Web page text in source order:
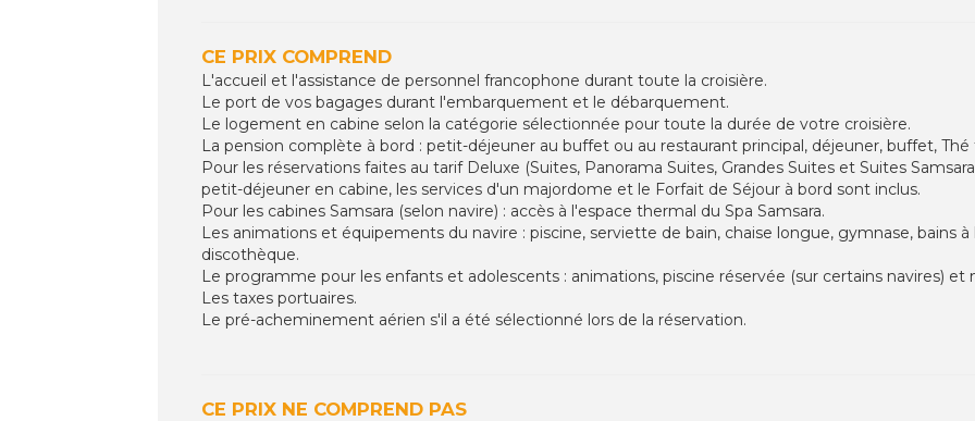
CE PRIX COMPREND
L'accueil et l'assistance de personnel francophone durant toute la croisière.
Le port de vos bagages durant l'embarquement et le débarquement.
Le logement en cabine selon la catégorie sélectionnée pour toute la durée de votre croisière.
La pension complète à bord : petit-déjeuner au buffet ou au restaurant principal, déjeuner, buffet, Thé
Pour les réservations faites au tarif Deluxe (Suites, Panorama Suites, Grandes Suites et Suites
petit-déjeuner en cabine, les services d'un majordome et le Forfait de Séjour à bord sont inclus.
Pour les cabines Samsara (selon navire) : accès à l'espace thermal du Spa Samsara.
Les animations et équipements du navire : piscine, serviette de bain, chaise longue, gymnase, bains
discothèque.
Le programme pour les enfants et adolescents : animations, piscine réservée (sur certains navires) et
Les taxes portuaires.
Le pré-acheminement aérien s'il a été sélectionné lors de la réservation.
CE PRIX NE COMPREND PAS